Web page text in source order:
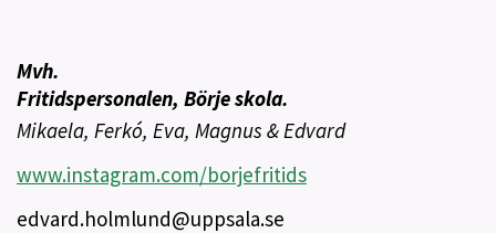
Mvh.
Fritidspersonalen, Börje skola.
Mikaela, Ferkó, Eva, Magnus & Edvard
www.instagram.com/borjefritids
edvard.holmlund@uppsala.se